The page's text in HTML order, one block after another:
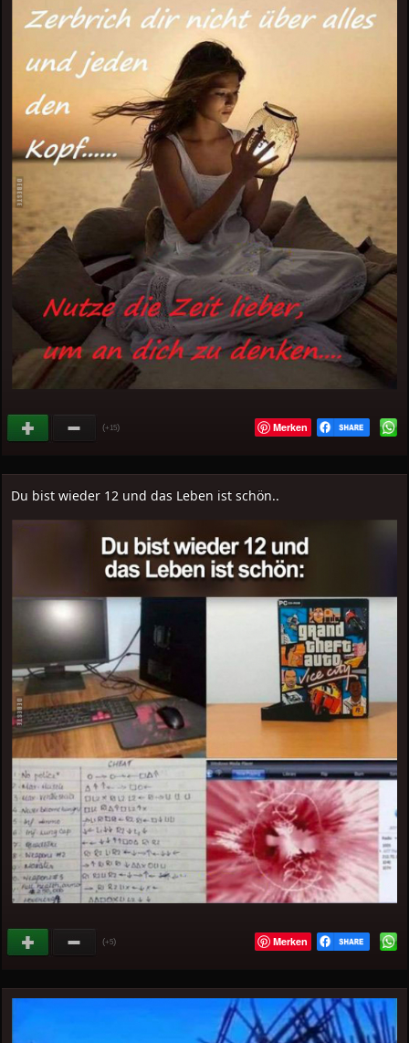
(+15) Merken
Du bist wieder 12 und das Leben ist schön..
(+5) Merken